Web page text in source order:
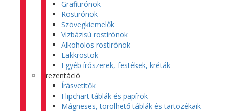
Grafitirónok
Rostirónok
Szövegkiemelők
Vizbázisú rostirónok
Alkoholos rostirónok
Lakkrostok
Egyéb írószerek, festékek, kréták
Prezentáció
Írásvetítők
Flipchart táblák és papírok
Mágneses, törölhető táblák és tartozékaik